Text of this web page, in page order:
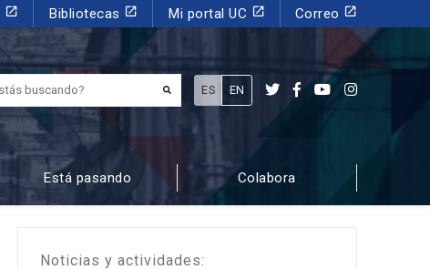
launch Bibliotecas launch Mi portal UC launch Correo launch
¿Qué estás buscando?
ES EN
Está pasando Colabora
Noticias y actividades: